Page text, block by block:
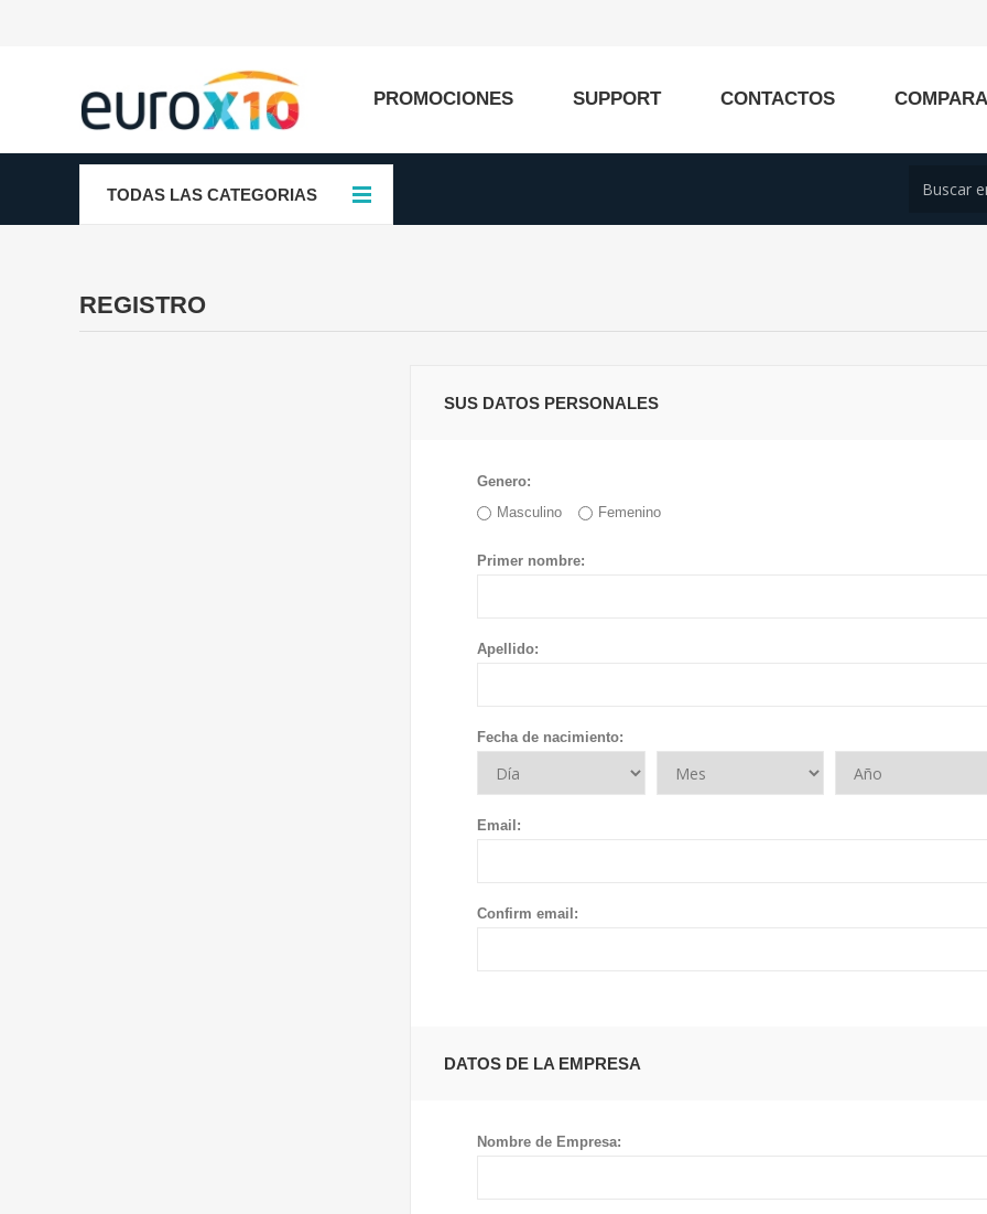
PROMOCIONES SUPPORT CONTACTOS
TODAS LAS CATEGORIAS
REGISTRO
SUS DATOS PERSONALES
Genero:
Masculino
Femenino
Primer nombre:
Apellido:
Fecha de nacimiento:
Email:
Confirm email:
DATOS DE LA EMPRESA
Nombre de Empresa: